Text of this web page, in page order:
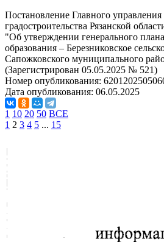
Постановление Главного
градостроительства Рязанской
"Об утверждении генерального
образования – Березниковское
Сапожковского муниципального
(Зарегистрирован 05.05.2025 № 521)
Номер опубликования:
Дата опубликования: 06.05.2025
1 10 20 50 ВСЕ
1 2 3 4 5 ... 15